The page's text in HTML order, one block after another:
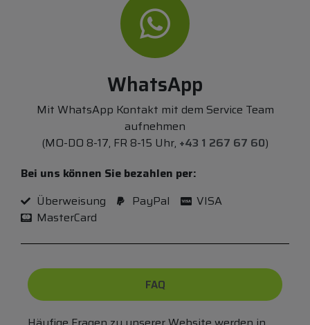
WhatsApp
Mit WhatsApp Kontakt mit dem Service Team
aufnehmen
(MO-DO 8-17, FR 8-15 Uhr, +43 1 267 67 60)
Bei uns können Sie bezahlen per:
Überweisung
PayPal
VISA
MasterCard
FAQ